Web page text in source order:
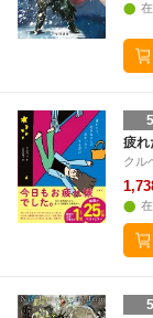
疲れ
クル